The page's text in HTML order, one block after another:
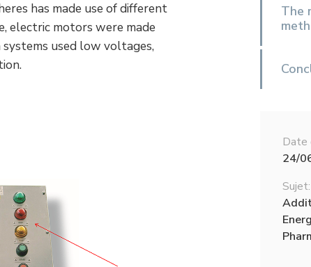
has made use of different
electric motors were made
used low voltages,
The
Date
24/
Sujet: